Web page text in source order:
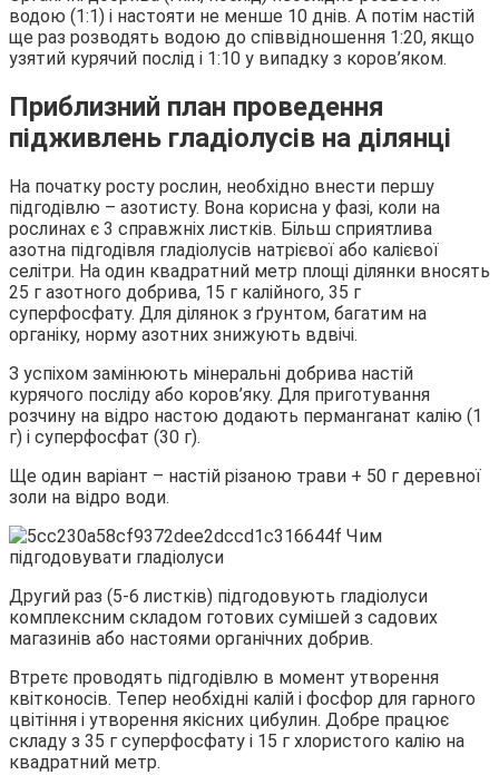
водою (1:1) і настояти не менше 10 днів. А потім настій
ще раз розводять водою до співвідношення 1:20, якщо
узятий курячий послід і 1:10 у випадку з коров’яком.
Приблизний план проведення
підживлень гладіолусів на ділянці
На початку росту рослин, необхідно внести першу
підгодівлю – азотисту. Вона корисна у фазі, коли на
рослинах є 3 справжніх листків. Більш сприятлива
азотна підгодівля гладіолусів натрієвої або калієвої
селітри. На один квадратний метр площі ділянки вносять
25 г азотного добрива, 15 г калійного, 35 г
суперфосфату. Для ділянок з ґрунтом, багатим на
органіку, норму азотних знижують вдвічі.
З успіхом замінюють мінеральні добрива настій
курячого посліду або коров’яку. Для приготування
розчину на відро настою додають перманганат калію (1
г) і суперфосфат (30 г).
Ще один варіант – настій різаною трави + 50 г деревної
золи на відро води.
Другий раз (5-6 листків) підгодовують гладіолуси
комплексним складом готових сумішей з садових
магазинів або настоями органічних добрив.
Втретє проводять підгодівлю в момент утворення
квітконосів. Тепер необхідні калій і фосфор для гарного
цвітіння і утворення якісних цибулин. Добре працює
складу з 35 г суперфосфату і 15 г хлористого калію на
квадратний метр.